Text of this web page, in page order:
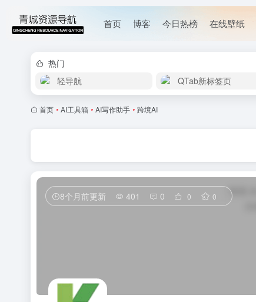
首页 博客 今日热榜 在线壁纸
热门
轻导航
QTab新标签页
首页 • AI工具箱 • AI写作助手 • 跨境AI
8个月前更新 401 0 0 0